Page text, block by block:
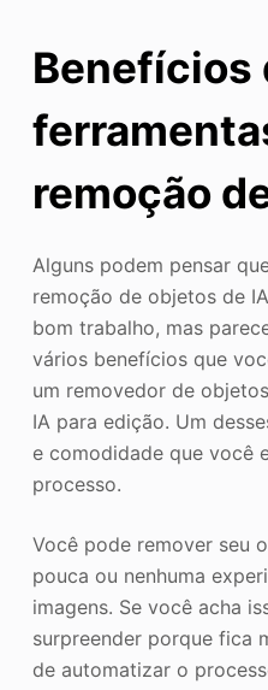
Benefícios
remoção
Alguns podem pensar
remoção de objetos de
bom trabalho, mas
vários benefícios que
um removedor de
IA para edição. Um
e comodidade que você
processo.
Você pode remover seu
pouca ou nenhuma
imagens. Se você acha
surpreender porque fica
de automatizar o